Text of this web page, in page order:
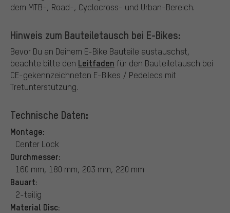
dem MTB-, Road-, Cyclocross- und Urban-Bereich.
Hinweis zum Bauteiletausch bei E-Bikes:
Bevor Du an Deinem E-Bike Bauteile austauschst,
beachte bitte den Leitfaden für den Bauteiletausch bei
CE-gekennzeichneten E-Bikes / Pedelecs mit
Tretunterstützung.
Technische Daten:
Montage:
Center Lock
Durchmesser:
160 mm, 180 mm, 203 mm, 220 mm
Bauart:
2-teilig
Material Disc: